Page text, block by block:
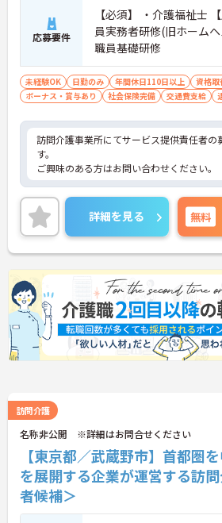
応募要件
【必須】 ・介護福祉士 【応相談】 ・介護職
員実務者研修(旧ホーム
職員基礎研修
未経験OK 日勤のみ 年間休日110日以上 資格取
ボーナス・賞与あり
社会保険完備 交通費支給
訪問介護事業所にてサービス提供責任者の
す。
ご興味のある方はお問い合わせください。
詳細を見る 無料
訪問介護
名称非公開 ※詳細はお問合せください
【東京都／武蔵野市】首都圏
を展開する企業が運営する訪
者候補＞